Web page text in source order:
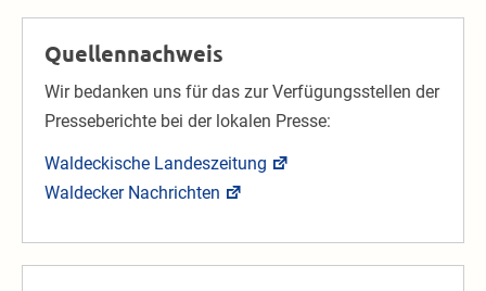
Quellennachweis
Wir bedanken uns für das zur Verfügungsstellen der
Presseberichte bei der lokalen Presse:
Waldeckische Landeszeitung
Waldecker Nachrichten